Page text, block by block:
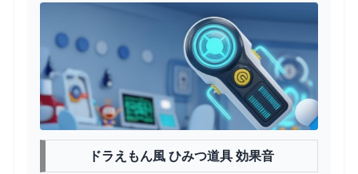
ドラえもん風 ひみつ道具 効果音